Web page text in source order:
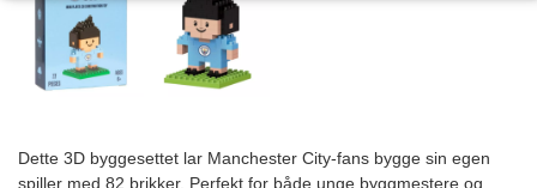
Dette 3D byggesettet lar Manchester City-fans bygge sin egen
spiller med 82 brikker. Perfekt for både unge byggmestere og